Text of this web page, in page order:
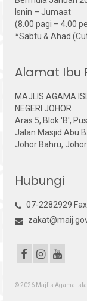
Isnin – Jumaat
(8.00 pagi – 4.00
*Sabtu & Ahad
Alamat Ibu
MAJLIS AGAMA
NEGERI JOHOR
Aras 5, Blok 'B',
Jalan Masjid Abu
Johor Bahru,
Hubungi
07-2282929
© 2026 Majlis Agama